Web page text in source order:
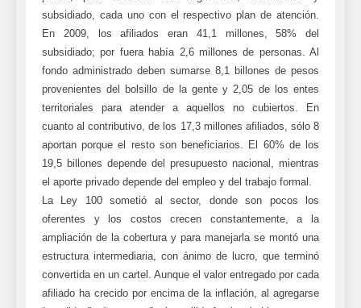
subsidiado, cada uno con el respectivo plan de atención.
En 2009, los afiliados eran 41,1 millones, 58% del
subsidiado; por fuera había 2,6 millones de personas. Al
fondo administrado deben sumarse 8,1 billones de pesos
provenientes del bolsillo de la gente y 2,05 de los entes
territoriales para atender a aquellos no cubiertos. En
cuanto al contributivo, de los 17,3 millones afiliados, sólo 8
aportan porque el resto son beneficiarios. El 60% de los
19,5 billones depende del presupuesto nacional, mientras
el aporte privado depende del empleo y del trabajo formal.
La Ley 100 sometió al sector, donde son pocos los
oferentes y los costos crecen constantemente, a la
ampliación de la cobertura y para manejarla se montó una
estructura intermediaria, con ánimo de lucro, que terminó
convertida en un cartel. Aunque el valor entregado por cada
afiliado ha crecido por encima de la inflación, al agregarse